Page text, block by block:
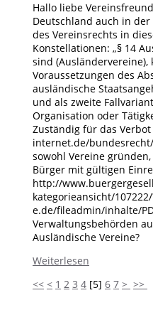
Hallo liebe
Deutschland auch in
des Vereinsrechts in
Konstellationen: „§ 14
sind
Voraussetzungen des
ausländische
und als zweite
Organisation oder
Zuständig für das
internet.de/
sowohl Vereine
Bürger mit gültigen
http://
kategorieansicht/
e.de/fileadmin/inhalte/
Verwaltungsbehörden
Ausländische Vereine?
Weiterlesen
<< < 1 2 3 4 [5] 6 7 > >>